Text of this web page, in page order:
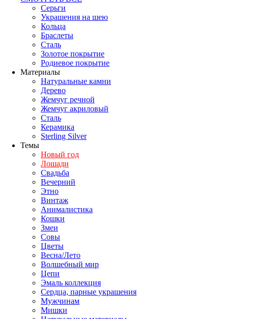
Серьги
Украшения на шею
Кольца
Браслеты
Сталь
Золотое покрытие
Родиевое покрытие
Материалы
Натуральные камни
Дерево
Жемчуг речной
Жемчуг акриловый
Сталь
Керамика
Sterling Silver
Темы
Новый год
Лошади
Свадьба
Вечерний
Этно
Винтаж
Анималистика
Кошки
Змеи
Совы
Цветы
Весна/Лето
Волшебный мир
Цепи
Эмаль коллекция
Сердца, парные украшения
Мужчинам
Мишки